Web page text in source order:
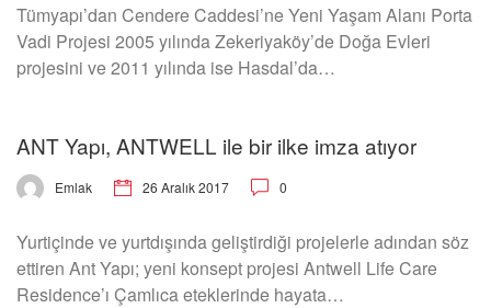
Tümyapı’dan Cendere Caddesi’ne Yeni Yaşam Alanı Porta
Vadi Projesi 2005 yılında Zekeriyaköy’de Doğa Evleri
projesini ve 2011 yılında ise Hasdal’da…
ANT Yapı, ANTWELL ile bir ilke imza atıyor
Emlak 26 Aralık 2017 0
Yurtiçinde ve yurtdışında geliştirdiği projelerle adından söz
ettiren Ant Yapı; yeni konsept projesi Antwell Life Care
Residence’ı Çamlıca eteklerinde hayata…